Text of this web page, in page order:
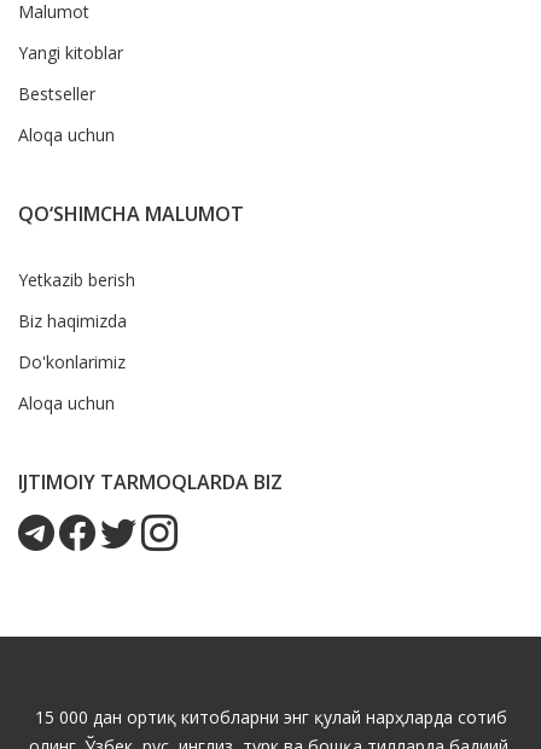
Malumot
Yangi kitoblar
Bestseller
Aloqa uchun
QO‘SHIMCHA MALUMOT
Yetkazib berish
Biz haqimizda
Do'konlarimiz
Aloqa uchun
IJTIMOIY TARMOQLARDA BIZ
15 000 дан ортиқ китобларни энг қулай нарҳларда сотиб